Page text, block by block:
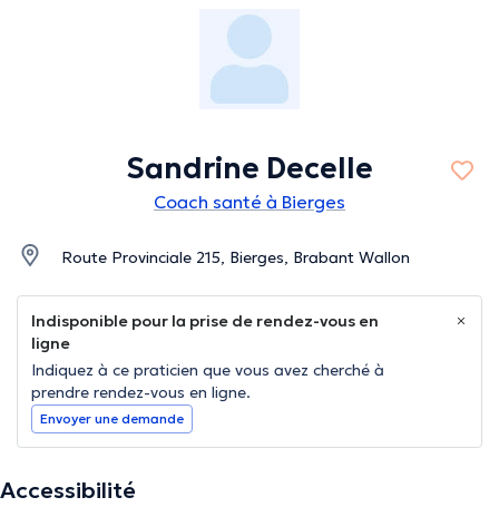
Sandrine Decelle
Coach santé à Bierges
Route Provinciale 215, Bierges, Brabant Wallon
Indisponible pour la prise de rendez-vous en
ligne
Indiquez à ce praticien que vous avez cherché à
prendre rendez-vous en ligne.
Envoyer une demande
Accessibilité